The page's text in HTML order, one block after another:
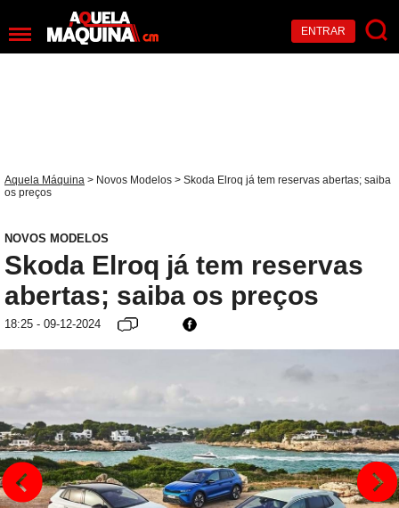
ENTRAR
Aquela Máquina > Novos Modelos > Skoda Elroq já tem reservas abertas; saiba
os preços
NOVOS MODELOS
Skoda Elroq já tem reservas
abertas; saiba os preços
18:25 - 09-12-2024